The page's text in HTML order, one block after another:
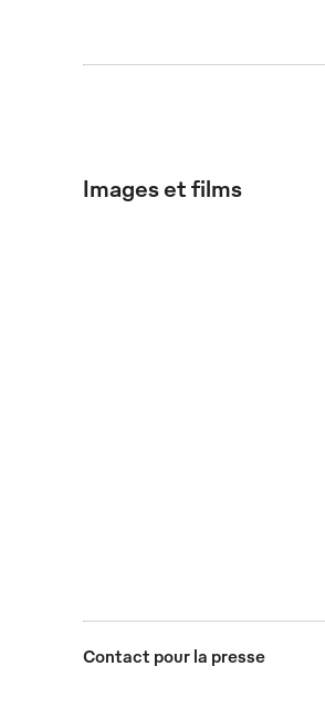
Images et films
Contact pour la presse